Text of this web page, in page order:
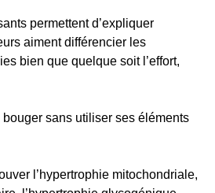
permettent d’expliquer
aiment différencier les
bien que quelque soit l’effort,
bouger sans utiliser ses éléments
l’hypertrophie mitochondriale,